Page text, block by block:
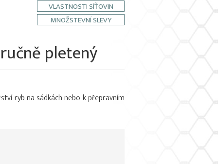
VLASTNOSTI SÍŤOVIN
MNOŽSTEVNÍ SLEVY
pletený
ryb na sádkách nebo k přepravním